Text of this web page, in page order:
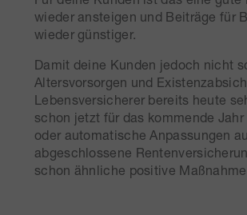
wieder ansteigen und Beiträge für
wieder günstiger.
Damit deine Kunden jedoch nicht
Altersvorsorgen und
Lebensversicherer bereits heute
schon jetzt für das kommende
oder automatische Anpassungen
abgeschlossene
schon ähnliche positive